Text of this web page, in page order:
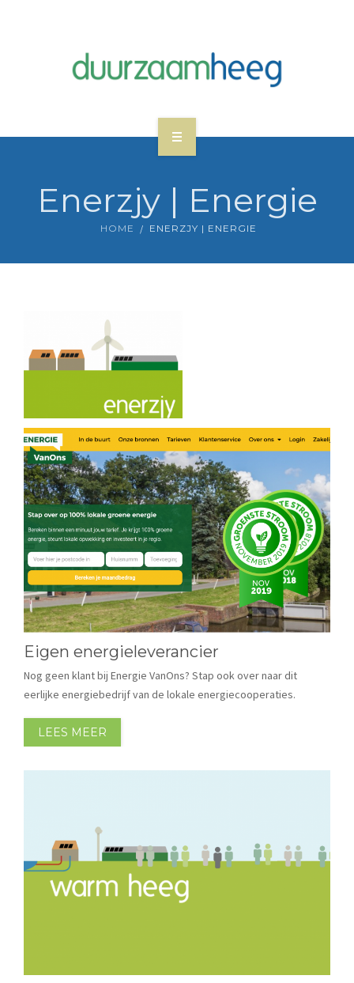
NIEUWS
WIE ZIJN DUURZAAM HEEG
Enerzjy | Energie
HOME ENERZJY | ENERGIE
Eigen energieleverancier
Nog geen klant bij Energie VanOns? Stap ook over naar dit
eerlijke energiebedrijf van de lokale energiecooperaties.
LEES MEER